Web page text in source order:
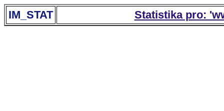
IM_STAT Statistika pro: